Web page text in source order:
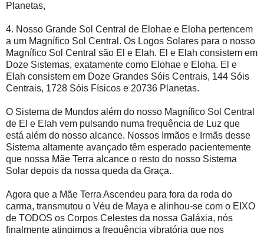
Planetas,
4. Nosso Grande Sol Central de Elohae e Eloha pertencem
a um Magnífico Sol Central. Os Logos Solares para o nosso
Magnífico Sol Central são El e Elah. El e Elah consistem em
Doze Sistemas, exatamente como Elohae e Eloha. El e
Elah consistem em Doze Grandes Sóis Centrais, 144 Sóis
Centrais, 1728 Sóis Físicos e 20736 Planetas.
O Sistema de Mundos além do nosso Magnífico Sol Central
de El e Elah vem pulsando numa frequência de Luz que
está além do nosso alcance. Nossos Irmãos e Irmãs desse
Sistema altamente avançado têm esperado pacientemente
que nossa Mãe Terra alcance o resto do nosso Sistema
Solar depois da nossa queda da Graça.
Agora que a Mãe Terra Ascendeu para fora da roda do
carma, transmutou o Véu de Maya e alinhou-se com o EIXO
de TODOS os Corpos Celestes da nossa Galáxia, nós
finalmente atingimos a frequência vibratória que nos